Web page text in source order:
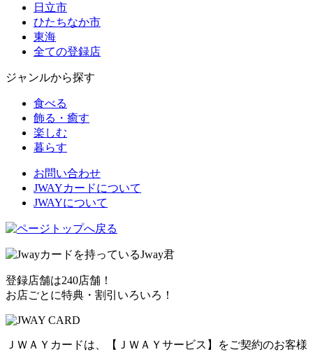
日立市
ひたちなか市
東海
全ての登録店
ジャンルから探す
食べる
飾る・癒す
楽しむ
暮らす
お問い合わせ
JWAYカードについて
JWAYについて
登録店舗は240店舗！
お店ごとに特典・割引いろいろ！
ＪＷＡＹカードは、【ＪＷＡＹサービス】をご契約のお客様